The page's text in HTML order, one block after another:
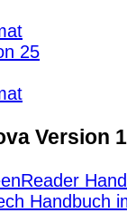
25
Version
Handbuch